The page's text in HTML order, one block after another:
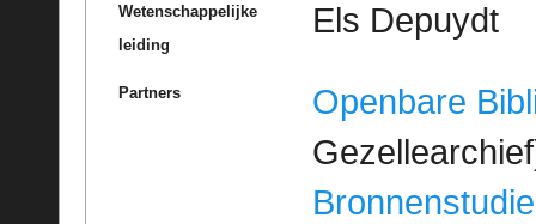
Wetenschappelijke
leiding
Els Depuydt
Partners
Openbare
Bronnenstudie